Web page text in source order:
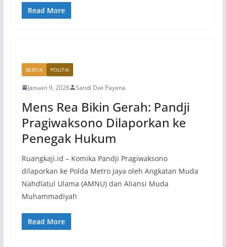
Read More
BERITA POLITIK
Januari 9, 2026 Sandi Dwi Payana
Mens Rea Bikin Gerah: Pandji
Pragiwaksono Dilaporkan ke
Penegak Hukum
Ruangkaji.id – Komika Pandji Pragiwaksono
dilaporkan ke Polda Metro Jaya oleh Angkatan Muda
Nahdlatul Ulama (AMNU) dan Aliansi Muda
Muhammadiyah
Read More